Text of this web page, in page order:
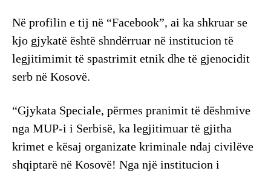
Në profilin e tij në “Facebook”, ai ka shkruar se
kjo gjykatë është shndërruar në institucion të
legjitimimit të spastrimit etnik dhe të gjenocidit
serb në Kosovë.
“Gjykata Speciale, përmes pranimit të dëshmive
nga MUP-i i Serbisë, ka legjitimuar të gjitha
krimet e kësaj organizate kriminale ndaj civilëve
shqiptarë në Kosovë! Nga një institucion i